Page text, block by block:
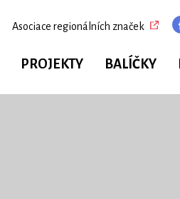
Asociace regionálních značek
PROJEKTY BALÍČKY